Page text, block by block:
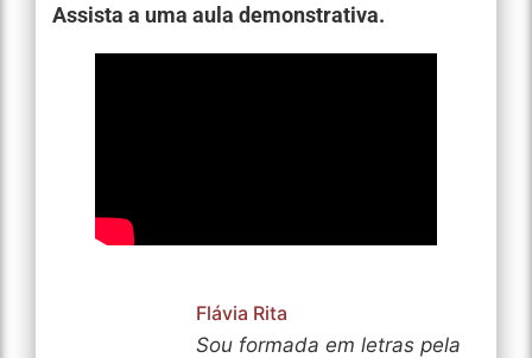
Assista a uma aula demonstrativa.
Flávia Rita
Sou formada em letras pela